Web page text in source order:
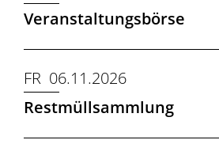
Veranstaltungsbörse
FR 06.11.2026
Restmüllsammlung